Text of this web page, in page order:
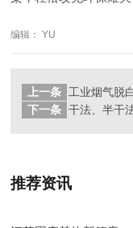
编辑： YU
上一条
下一条
推荐资讯